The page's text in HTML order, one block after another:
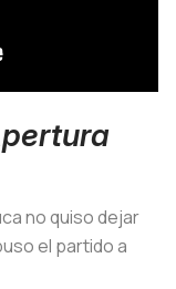
no quiso dejar
el partido a